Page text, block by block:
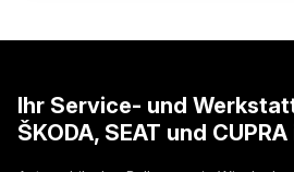
Ihr Service- und
ŠKODA, SEAT und